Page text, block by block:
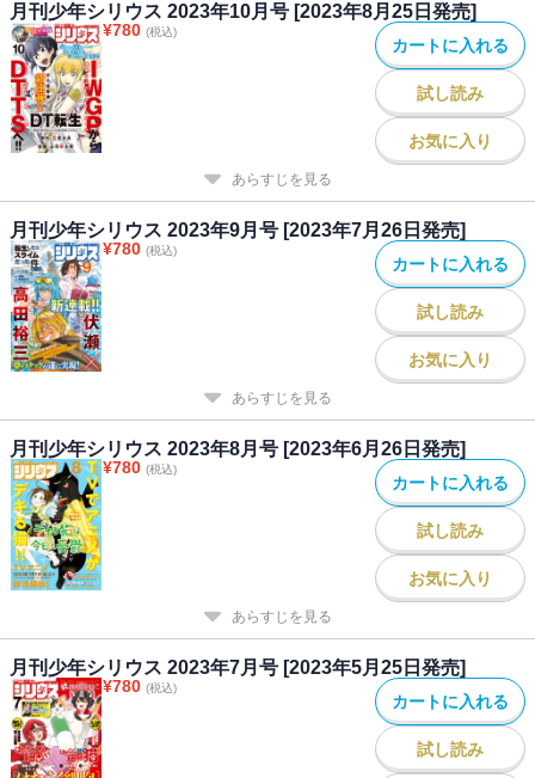
月刊少年シリウス 2023年10月号 [2023年8月25日発売]
¥780 (税込)
カートに入れる
試し読み
お気に入り
あらすじを見る
月刊少年シリウス 2023年9月号 [2023年7月26日発売]
¥780 (税込)
カートに入れる
試し読み
お気に入り
あらすじを見る
月刊少年シリウス 2023年8月号 [2023年6月26日発売]
¥780 (税込)
カートに入れる
試し読み
お気に入り
あらすじを見る
月刊少年シリウス 2023年7月号 [2023年5月25日発売]
¥780 (税込)
カートに入れる
試し読み